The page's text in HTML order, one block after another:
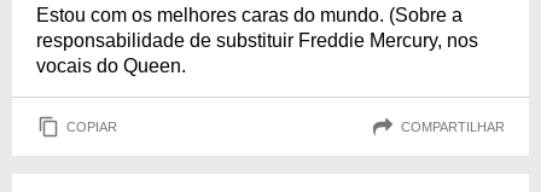
Estou com os melhores caras do mundo. (Sobre a
responsabilidade de substituir Freddie Mercury, nos
vocais do Queen.
COPIAR COMPARTILHAR